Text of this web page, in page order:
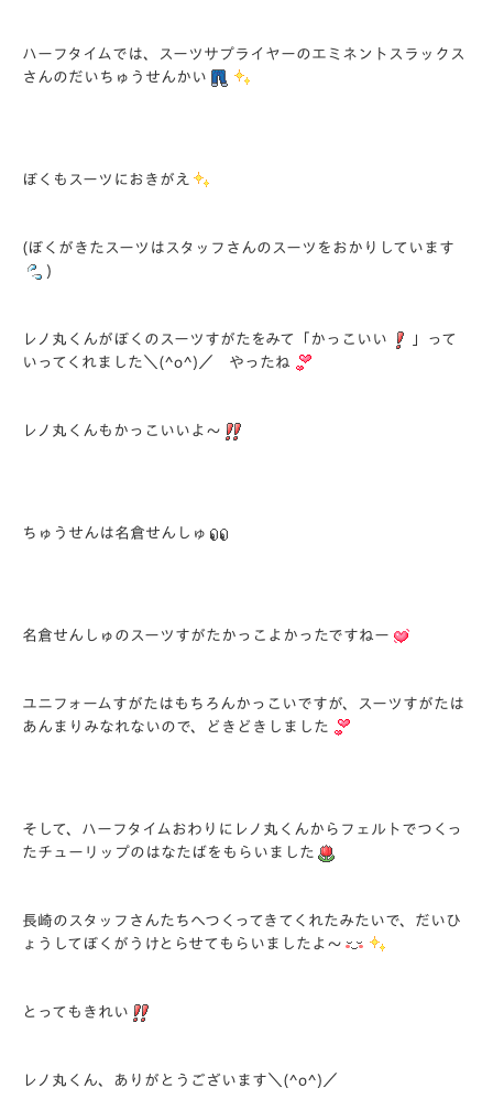
ハーフタイムでは、スーツサプライヤーのエミネントスラックス
さんのだいちゅうせんかい
ぼくもスーツにおきがえ
(ぼくがきたスーツはスタッフさんのスーツをおかりしています
)
レノ丸くんがぼくのスーツすがたをみて「かっこいい
」って
いってくれました＼(^o^)／ やったね
レノ丸くんもかっこいいよ～
ちゅうせんは名倉せんしゅ
名倉せんしゅのスーツすがたかっこよかったですねー
ユニフォームすがたはもちろんかっこいですが、スーツすがたは
あんまりみなれないので、どきどきしました
そして、ハーフタイムおわりにレノ丸くんからフェルトでつくっ
たチューリップのはなたばをもらいました
長崎のスタッフさんたちへつくってきてくれたみたいで、だいひ
ょうしてぼくがうけとらせてもらいましたよ～
とってもきれい
レノ丸くん、ありがとうございます＼(^o^)／